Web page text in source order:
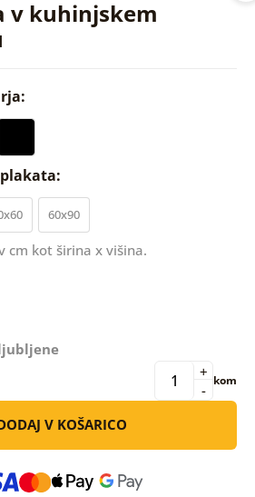
v kuhinjskem
60x90
cm kot širina x višina.
-
+ kom
V KOŠARICO